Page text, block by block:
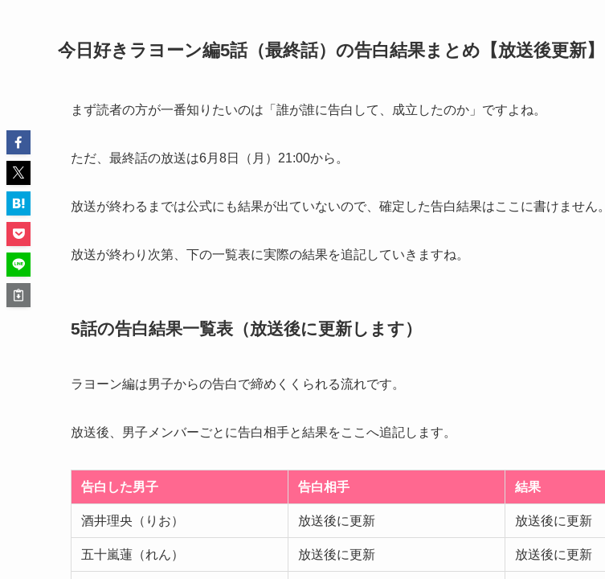
今日好きラヨーン編5話（最終話）の告白結果まとめ【放送後更新】
まず読者の方が一番知りたいのは「誰が誰に告白して、成立したのか」ですよね。
ただ、最終話の放送は6月8日（月）21:00から。
放送が終わるまでは公式にも結果が出ていないので、確定した告白結果はここに書けません。
放送が終わり次第、下の一覧表に実際の結果を追記していきますね。
5話の告白結果一覧表（放送後に更新します）
ラヨーン編は男子からの告白で締めくくられる流れです。
放送後、男子メンバーごとに告白相手と結果をここへ追記します。
告白した男子 告白相手 結果
酒井理央（りお） 放送後に更新 放送後に更新
五十嵐蓮（れん） 放送後に更新 放送後に更新